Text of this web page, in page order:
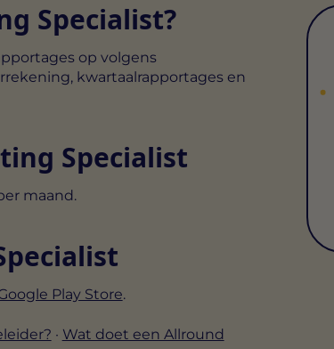
Specialist?
op volgens
kwartaalrapportages en
Specialist
maand.
Play Store.
· Wat doet een Allround